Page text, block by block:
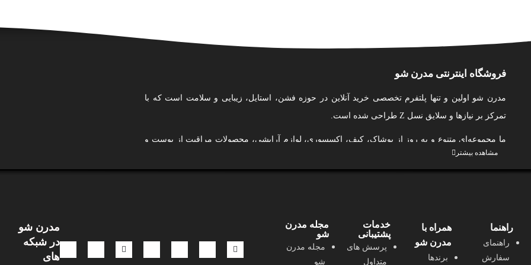
فروشگاه اینترنتی مدرن شو
مدرن شو اولین و تنها پلتفرم تخصصی خرید آنلاین در حوزه فشن، استایل، زیبایی و سلامت است که با
تمرکز بر نیازها و سلایق نسل Z طراحی شده است.
ما مجموعه‌ای متنوع و به‌ روز از پوشاک، کیف، اکسسوری، لوازم آرایشی، محصولات مراقبت از پوست و
مو، بهداشت شخصی و عطر و ادکلن را از بهترین برندهای ایرانی گردآوری کرده‌ایم تا تجربه‌ای امن، آسان
ما به کیفیت، اصالت، تنوع، نوآوری و حمایت از تولید ایرانی متعهد هستیم.
با طراحی کاربرمحور، پشتیبانی حرفه‌ای، محتوای آموزشی و الهام‌بخش و نگاهی ترندمحور، تلاش می‌کنیم
مشاهده بیشتر
راهنما
راهنمای
سفارش
همراه با
مدرن شو
برندها
خدمات
پشتیبانی
پرسش های
متداول
مجله مدرن
شو
مجله مدرن
شو
مدرن شو
در شبکه
های